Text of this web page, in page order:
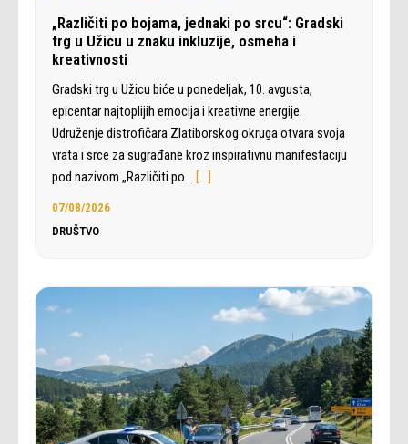
„Različiti po bojama, jednaki po srcu“: Gradski
trg u Užicu u znaku inkluzije, osmeha i
kreativnosti
Gradski trg u Užicu biće u ponedeljak, 10. avgusta,
epicentar najtoplijih emocija i kreativne energije.
Udruženje distrofičara Zlatiborskog okruga otvara svoja
vrata i srce za sugrađane kroz inspirativnu manifestaciju
pod nazivom „Različiti po… […]
07/08/2026
DRUŠTVO